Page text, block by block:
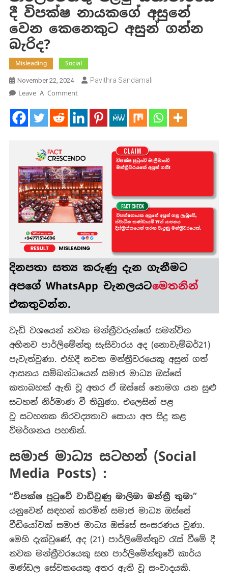
දී විපක්ෂ නායකගේ අසුනේ
වෙන කෙනෙකුට අසුන් ගන්න
බැරිද?
Misleading Social
November 22, 2024 Pavithra Sandamali
Leave A CommentOn
පළමු
සභාවාරයේ
නායකගේ
අසුනේ
වෙන
කෙනෙකුට
අසුන්
ගන්න
බැරිද?
දිනපතා සත්‍ය කරුණුදැන ගැනීමට
අපගේ WhatsApp චැනලයටමෙතනින්
එකතුවන්න.
වැඩි වශයෙන් නවක මන්ත්‍රීවරුන්ගේ සමන්විත
අභිනව පාර්ලිමේන්තු සැසිවාරය අද (නොවැම්බර්21)
පැවැත්වුණා. එහිදී නවක මන්ත්‍රීවරයෙකු අසුන් ගත්
ආසනය සම්බන්ධයෙන් සමාජ මාධ්‍ය ඔස්සේ
කතාබහක් ඇති වූ අතර ඒ ඔස්සේ නොමග යන සුළු
සටහන් නිර්මාණ වී තිබුණා. එලෙසින් පළ
වූ සටහනක නිරවද්‍යතාව සොයා අප සිදු කළ
විමර්ශනය පහතින්.
සමාජ මාධ්‍ය සටහන් (Social
Media Posts) :
“විපක්ෂ පුටුවේ වාඩිවුණු මාලිමා මන්ත්‍රී තුමා”
යනුවෙන් සඳහන් කරමින් සමාජ මාධ්‍ය ඔස්සේ
වීඩියෝවක් සමාජ මාධ්‍ය ඔස්සේ සංසරණය වුණා.
මෙහි දැක්වුණේ, අද (21) පාර්ලිමේන්තුව රැස් වීමේ දී
නවක මන්ත්‍රීවරයෙකු සහ පාර්ලිමේන්තුවේ කාර්ය
මණ්ඩල සේවකයෙකු අතර ඇති වූ සංවාදයකි.